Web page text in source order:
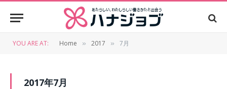
YOU ARE AT: Home » 2017 » 7月
2017年7月